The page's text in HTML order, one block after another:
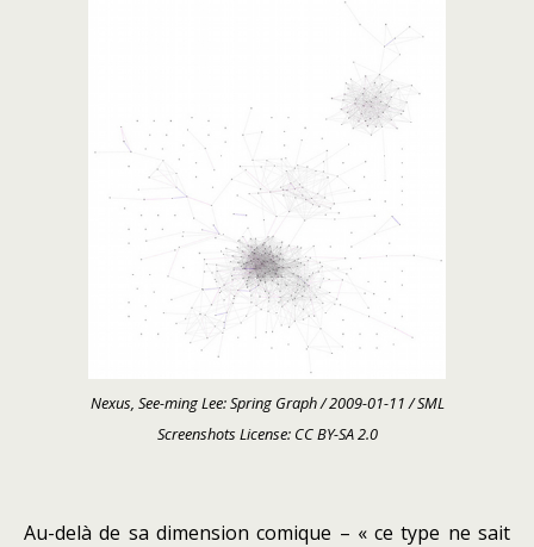
Nexus, See-ming Lee: Spring Graph / 2009-01-11 / SML
Screenshots License: CC BY-SA 2.0
Au-delà de sa dimension comique – « ce type ne sait